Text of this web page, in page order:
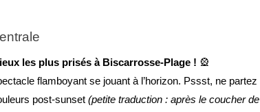
les plus prisés à Biscarrosse-Plage ! 🎡
flamboyant se jouant à l’horizon. Pssst, ne partez
post-sunset (petite traduction : après le coucher de